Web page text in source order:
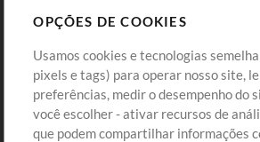
Comprar Créditos
Conteúdo Grátis
Solicite uma Música
Entre
Ir ao
OPÇÕES DE COOKIES
Usamos cookies e tecnologias
pixels e tags) para operar nosso site,
preferências, medir o desempenho do
você escolher - ativar recursos de
que podem compartilhar informações